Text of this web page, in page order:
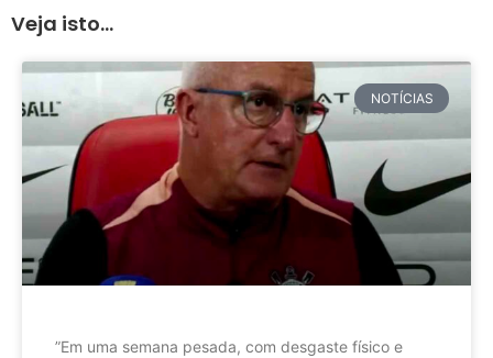
Veja isto...
NOTÍCIAS
”Em uma semana pesada, com desgaste físico e